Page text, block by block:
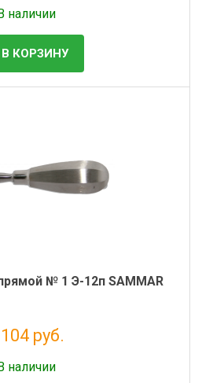
наличии
В КОРЗИНУ
№ 1 Э-12п SAMMAR
руб.
наличии